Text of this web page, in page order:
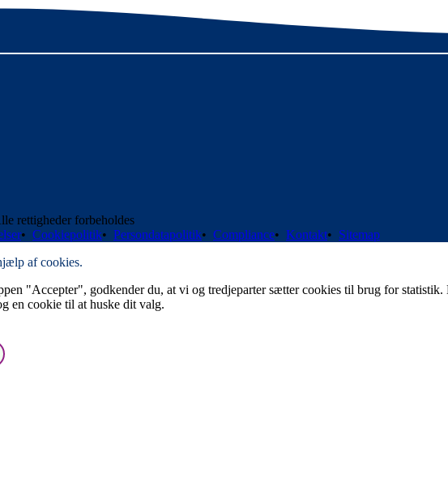
rettigheder forbeholdes
• Cookiepolitik• Persondatapolitik• Compliance• Kontakt• Sitemap
af cookies.
"Accepter", godkender du, at vi og tredjeparter sætter cookies til brug for
en cookie til at huske dit valg.